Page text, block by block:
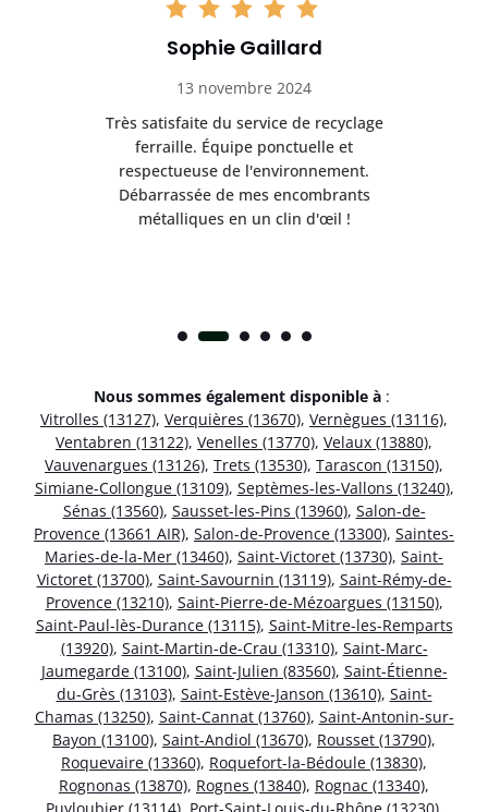
Sophie Gaillard
13 novembre 2024
Très satisfaite du service de recyclage
ferraille. Équipe ponctuelle et
respectueuse de l'environnement.
Débarrassée de mes encombrants
métalliques en un clin d'œil !
Nous sommes également disponible à :
Vitrolles (13127), Verquières (13670), Vernègues (13116),
Ventabren (13122), Venelles (13770), Velaux (13880),
Vauvenargues (13126), Trets (13530), Tarascon (13150),
Simiane-Collongue (13109), Septèmes-les-Vallons (13240),
Sénas (13560), Sausset-les-Pins (13960), Salon-de-
Provence (13661 AIR), Salon-de-Provence (13300), Saintes-
Maries-de-la-Mer (13460), Saint-Victoret (13730), Saint-
Victoret (13700), Saint-Savournin (13119), Saint-Rémy-de-
Provence (13210), Saint-Pierre-de-Mézoargues (13150),
Saint-Paul-lès-Durance (13115), Saint-Mitre-les-Remparts
(13920), Saint-Martin-de-Crau (13310), Saint-Marc-
Jaumegarde (13100), Saint-Julien (83560), Saint-Étienne-
du-Grès (13103), Saint-Estève-Janson (13610), Saint-
Chamas (13250), Saint-Cannat (13760), Saint-Antonin-sur-
Bayon (13100), Saint-Andiol (13670), Rousset (13790),
Roquevaire (13360), Roquefort-la-Bédoule (13830),
Rognonas (13870), Rognes (13840), Rognac (13340),